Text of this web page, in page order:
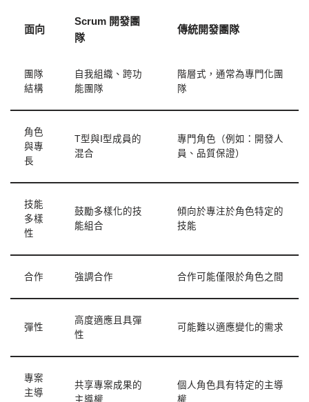
面向
Scrum 開發團
隊
傳統開發團隊
團隊
結構
自我組織、跨功
能團隊
階層式，通常為專門化團
隊
角色
與專
長
T型與I型成員的
混合
專門角色（例如：開發人
員、品質保證）
技能
多樣
性
鼓勵多樣化的技
能組合
傾向於專注於角色特定的
技能
合作 強調合作 合作可能僅限於角色之間
彈性
高度適應且具彈
性
可能難以適應變化的需求
專案
主導
共享專案成果的
主導權
個人角色具有特定的主導
權